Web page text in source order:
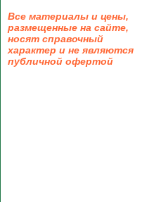
Все материалы и цены,
размещенные на сайте,
носят справочный
характер и не являются
публичной офертой